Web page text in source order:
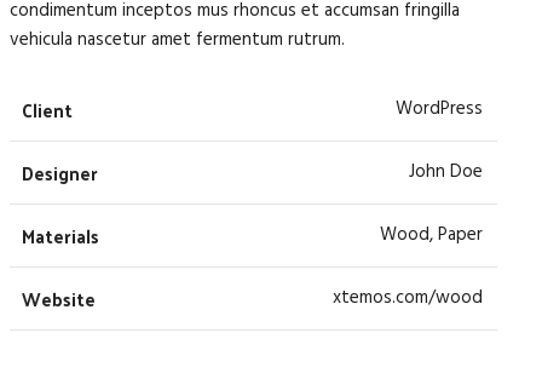
condimentum inceptos mus rhoncus et accumsan fringilla
vehicula nascetur amet fermentum rutrum.
Client WordPress
Designer John Doe
Materials Wood, Paper
Website xtemos.com/wood